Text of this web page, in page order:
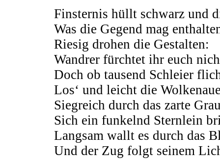
Finsternis hüllt schwarz und
Was die Gegend mag
Riesig drohen die Gestalten:
Wandrer fürchtet ihr euch
Doch ob tausend Schleier
Los‘ und leicht die
Siegreich durch das zarte
Sich ein funkelnd Sternlein
Langsam wallt es durch das
Und der Zug folgt seinem